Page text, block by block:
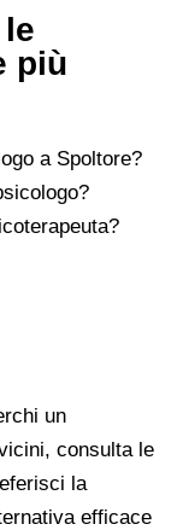
più
a Spoltore?
un
consulta le
la
efficace